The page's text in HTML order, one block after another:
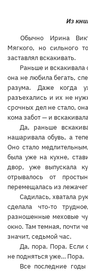
Из
Обычно Ирина
Мягкого, но сильного
заставлял вскакивать.
Раньше и
она не любила бегать,
разума. Даже когда
разъехались и их не
срочных дел не стало,
кома забот — и
Да, раньше
нашаривала обувь, а
Оно стало
была уже на кухне,
двор, уже выпускала
отрывалось от
перемещалась из
Садилась, хватала
сделала что-то
разношенные меховые
окно. Там темная, почти
значит, седьмой час.
Да, пора. Пора. Если
не подняться уже… Пора.
Все последние